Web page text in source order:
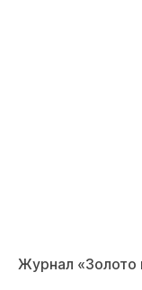
Журнал «Золото